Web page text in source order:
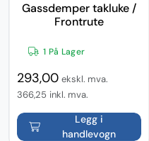
Gassdemper takluke /
Frontrute
1 På Lager
293,00 ekskl. mva.
366,25 inkl. mva.
Legg i
handlevogn